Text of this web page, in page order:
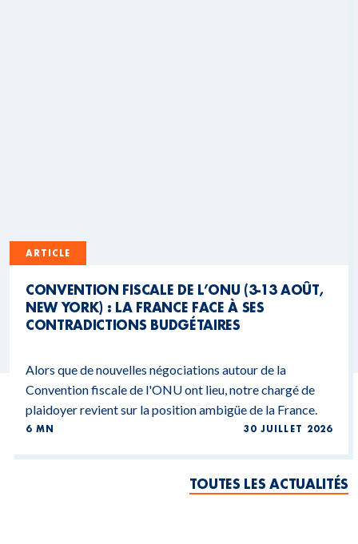
ARTICLE
CONVENTION FISCALE DE L’ONU (3-13 AOÛT,
NEW YORK) : LA FRANCE FACE À SES
CONTRADICTIONS BUDGÉTAIRES
Alors que de nouvelles négociations autour de la
Convention fiscale de l'ONU ont lieu, notre chargé de
plaidoyer revient sur la position ambigüe de la France.
6 MN 30 JUILLET 2026
TOUTES LES ACTUALITÉS